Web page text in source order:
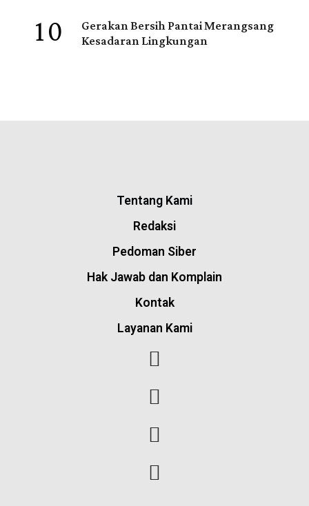
10 Gerakan Bersih Pantai Merangsang
Kesadaran Lingkungan
Tentang Kami
Redaksi
Pedoman Siber
Hak Jawab dan Komplain
Kontak
Layanan Kami